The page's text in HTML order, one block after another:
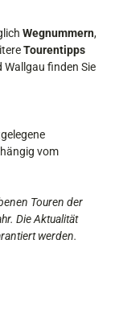
Wegnummern,
Tourentipps
finden Sie
vom
Touren der
Die Aktualität
werden.